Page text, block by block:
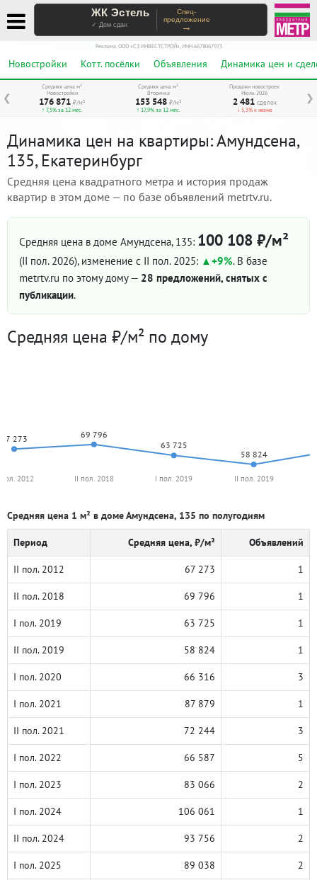
ЖК Эстель
✓ Дом сдан
Спец-
предложение
→
Реклама. ООО «СЗ ИНВЕСТСТРОЙ», ИНН 6678067973
Новостройки Котт. посёлки Объявления Динамика цен и
❮ ❯
Средняя цена м²
Новостройки
176 871 ₽/м²
↑ 7,5% за 12 мес.
Средняя цена м²
Вторичка
153 548 ₽/м²
↑ 17,9% за 12 мес.
Продажи новостроек
Июль 2026
2 481 сделок
↓ 5,3% к июню
Динамика цен на квартиры: Амундсена,
135, Екатеринбург
Средняя цена квадратного метра и история продаж
квартир в этом доме — по базе объявлений metrtv.ru.
Средняя цена в доме Амундсена, 135: 100 108 ₽/м²
(II пол. 2026), изменение с II пол. 2025: +9%. В базе
metrtv.ru по этому дому — 28 предложений, снятых с
публикации.
Средняя цена ₽/м² по дому
67 273
69 796
63 725
58 824
2012 II пол. 2018 I пол. 2019 II пол. 2019
Средняя цена 1 м² в доме Амундсена, 135 по полугодиям
Период Средняя цена, ₽/м² Объявлений
II пол. 2012 67 273 1
II пол. 2018 69 796 1
I пол. 2019 63 725 1
II пол. 2019 58 824 1
I пол. 2020 66 316 3
I пол. 2021 87 879 1
II пол. 2021 72 244 3
I пол. 2022 66 587 5
I пол. 2023 83 066 2
I пол. 2024 106 061 1
II пол. 2024 93 756 2
I пол. 2025 89 038 2